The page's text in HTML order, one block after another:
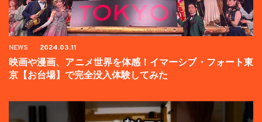
NEWS 2024.03.11
映画や漫画、アニメ世界を体感！イマーシブ・フォート東
京【お台場】で完全没入体験してみた